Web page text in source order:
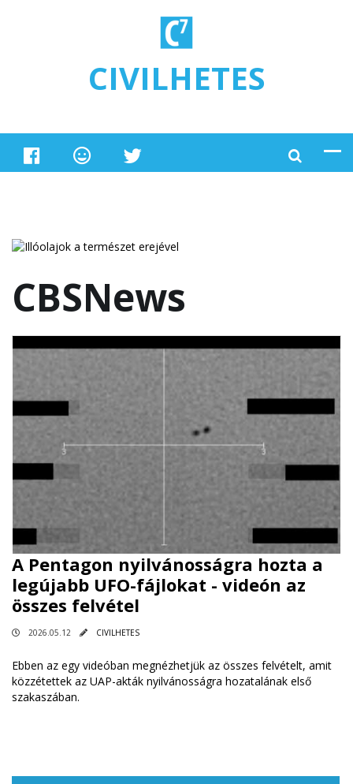
CIVILHETES
CBSNews
A Pentagon nyilvánosságra hozta a
legújabb UFO-fájlokat - videón az
összes felvétel
2026.05.12 CIVILHETES
Ebben az egy videóban megnézhetjük az összes felvételt, amit
közzétettek az UAP-akták nyilvánosságra hozatalának első
szakaszában.